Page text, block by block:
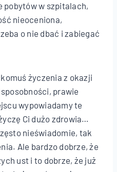
pobytów w szpitalach,
nieoceniona,
o nie dbać i zabiegać
życzenia z okazji
prawie
wypowiadamy te
Ci dużo zdrowia…
nieświadomie, tak
Ale bardzo dobrze, że
ust i to dobrze, że już